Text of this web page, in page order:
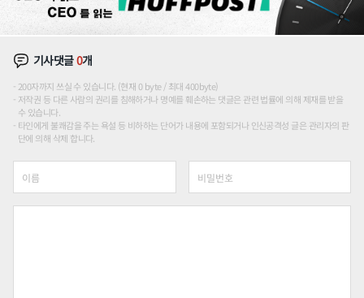
기사댓글0개
200자까지 쓰실 수 있습니다. (현재 0 byte / 최대 400byte)
저작권 등 다른 사람의 권리를 침해하거나 명예를 훼손하는 댓글은 관련 법률에 의해 제재를 받을
수 있습니다.
타인에게 불쾌감을 주는 욕설 등 비하하는 단어가 내용에 포함되거나 인신공격성 글은 관리자의 판
단에 의해 삭제 합니다.